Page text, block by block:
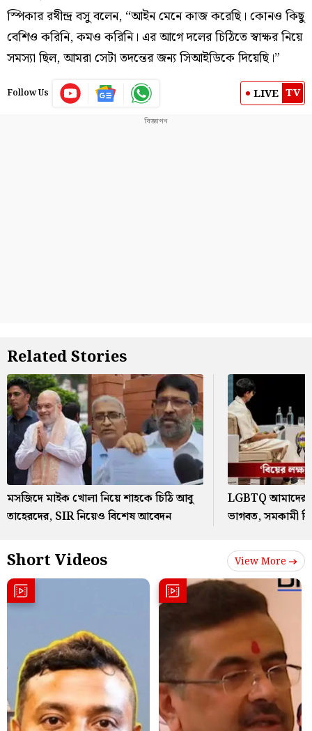
স্পিকার রথীন্দ্র বসু বলেন, “আইন মেনে কাজ করেছি। কোনও কিছু
বেশিও করিনি, কমও করিনি। এর আগে দলের চিঠিতে স্বাক্ষর নিয়ে
সমস্যা ছিল, আমরা সেটা তদন্তের জন্য সিআইডিকে দিয়েছি।”
Follow Us LIVE TV
Related Stories
মসজিদে মাইক খোলা নিয়ে শাহকে চিঠি আবু
তাহেরদের, SIR নিয়েও বিশেষ আবেদন
LGBTQ আমাদের
ভাগবত, সমকামী
Short Videos View More